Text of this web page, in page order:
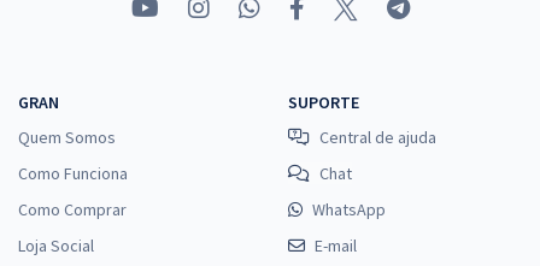
GRAN
Quem Somos
Como Funciona
Como Comprar
Loja Social
SUPORTE
Central de ajuda
Chat
WhatsApp
E-mail